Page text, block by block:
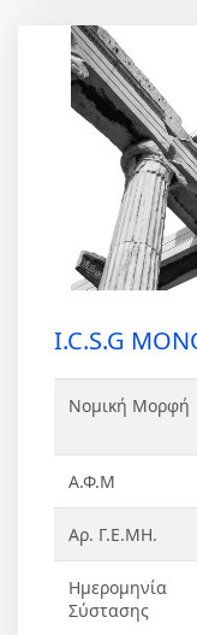
I.C.S.G
Νομική Μορφή
Α.Φ.Μ
Αρ. Γ.Ε.ΜΗ.
Ημερομηνία
Σύστασης